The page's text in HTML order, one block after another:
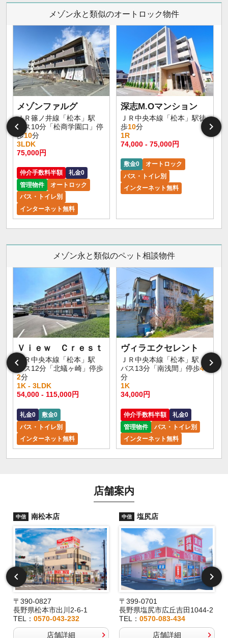
メゾン永と類似のオートロック物件
メゾンファルグ
ＪＲ篠ノ井線「松本」駅
バス10分「松商学園口」停
歩10分
3LDK
75,000円
仲介手数料半額
礼金0
管理物件
オートロック
バス・トイレ別
インターネット無料
深志M.Oマンション
ＪＲ中央本線「松本」駅徒
歩10分
1R
74,000 - 75,000円
敷金0
オートロック
バス・トイレ別
インターネット無料
メゾン永と類似のペット相談物件
Ｖｉｅｗ Ｃｒｅｓｔ
ＪＲ中央本線「松本」駅
バス12分「北蟻ヶ崎」停歩
2分
1K - 3LDK
54,000 - 115,000円
礼金0
敷金0
バス・トイレ別
インターネット無料
ヴィラエクセレント
ＪＲ中央本線「松本」駅
バス13分「南浅間」停歩4
分
1K
34,000円
仲介手数料半額
礼金0
管理物件
バス・トイレ別
インターネット無料
店舗案内
中信 南松本店
〒390-0827
長野県松本市出川2-6-1
TEL：0570-043-232
店舗詳細
中信 塩尻店
〒399-0701
長野県塩尻市広丘吉田1044-2
TEL： 0570-083-434
店舗詳細